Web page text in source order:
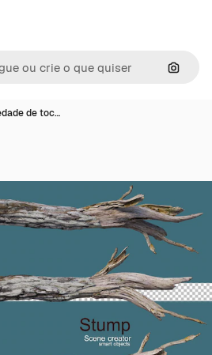
de toc…